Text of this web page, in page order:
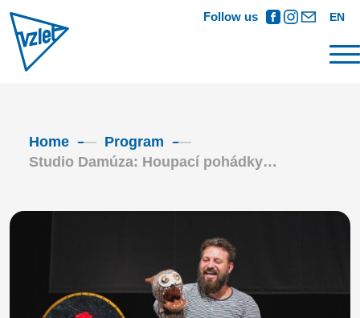
Follow us EN
Home
Program
Studio Damúza: Houpací pohádky…